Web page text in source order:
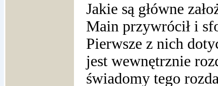
Jakie są główne
Main przywrócił i
Pierwsze z nich
jest wewnętrznie
świadomy tego